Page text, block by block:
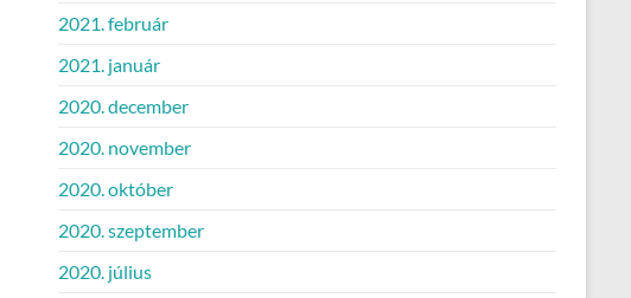
2021. február
2021. január
2020. december
2020. november
2020. október
2020. szeptember
2020. július